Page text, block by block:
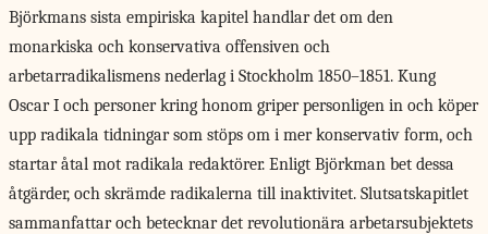
Björkmans sista empiriska kapitel handlar det om den
monarkiska och konservativa offensiven och
arbetarradikalismens nederlag i Stockholm 1850–1851. Kung
Oscar I och personer kring honom griper personligen in och köper
upp radikala tidningar som stöps om i mer konservativ form, och
startar åtal mot radikala redaktörer. Enligt Björkman bet dessa
åtgärder, och skrämde radikalerna till inaktivitet. Slutsatskapitlet
sammanfattar och betecknar det revolutionära arbetarsubjektets